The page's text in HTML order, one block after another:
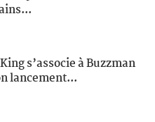
s’associe à Buzzman
lancement...